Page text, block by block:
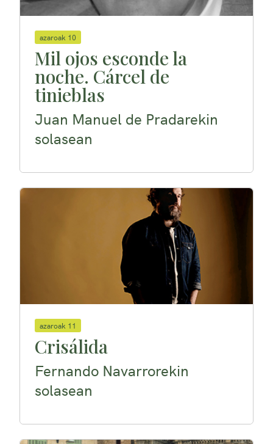
azaroak 10
Mil ojos esconde la
noche. Cárcel de
tinieblas
Juan Manuel de Pradarekin
solasean
azaroak 11
Crisálida
Fernando Navarrorekin
solasean